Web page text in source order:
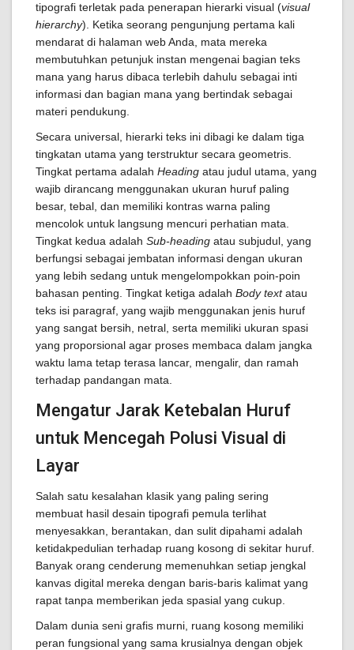
tipografi terletak pada penerapan hierarki visual (visual
hierarchy). Ketika seorang pengunjung pertama kali
mendarat di halaman web Anda, mata mereka
membutuhkan petunjuk instan mengenai bagian teks
mana yang harus dibaca terlebih dahulu sebagai inti
informasi dan bagian mana yang bertindak sebagai
materi pendukung.
Secara universal, hierarki teks ini dibagi ke dalam tiga
tingkatan utama yang terstruktur secara geometris.
Tingkat pertama adalah Heading atau judul utama, yang
wajib dirancang menggunakan ukuran huruf paling
besar, tebal, dan memiliki kontras warna paling
mencolok untuk langsung mencuri perhatian mata.
Tingkat kedua adalah Sub-heading atau subjudul, yang
berfungsi sebagai jembatan informasi dengan ukuran
yang lebih sedang untuk mengelompokkan poin-poin
bahasan penting. Tingkat ketiga adalah Body textatau
teks isi paragraf, yang wajib menggunakan jenis huruf
yang sangat bersih, netral, serta memiliki ukuran spasi
yang proporsional agar proses membaca dalam jangka
waktu lama tetap terasa lancar, mengalir, dan ramah
terhadap pandangan mata.
Mengatur Jarak Ketebalan Huruf
untuk Mencegah Polusi Visual di
Layar
Salah satu kesalahan klasik yang paling sering
membuat hasil desain tipografi pemula terlihat
menyesakkan, berantakan, dan sulit dipahami adalah
ketidakpedulian terhadap ruang kosong di sekitar huruf.
Banyak orang cenderung memenuhkan setiap jengkal
kanvas digital mereka dengan baris-baris kalimat yang
rapat tanpa memberikan jeda spasial yang cukup.
Dalam dunia seni grafis murni, ruang kosong memiliki
peran fungsional yang sama krusialnya dengan objek